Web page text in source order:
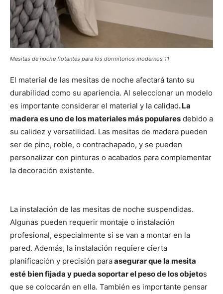
Mesitas de noche flotantes para los dormitorios modernos 11
El material de las mesitas de noche afectará tanto su
durabilidad como su apariencia. Al seleccionar un modelo
es importante considerar el material y la calidad. La
madera es uno de los materiales más populares debido a
su calidez y versatilidad. Las mesitas de madera pueden
ser de pino, roble, o contrachapado, y se pueden
personalizar con pinturas o acabados para complementar
la decoración existente.
La instalación de las mesitas de noche suspendidas.
Algunas pueden requerir montaje o instalación
profesional, especialmente si se van a montar en la
pared. Además, la instalación requiere cierta
planificación y precisión paraasegurar que la mesita
esté bien fijada y pueda soportar el peso de los objetos
que se colocarán en ella. También es importante pensar